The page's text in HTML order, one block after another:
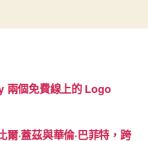
位
兩個免費線上的 Logo
爾·蓋茲與華倫·巴菲特，跨